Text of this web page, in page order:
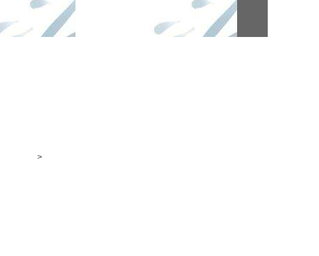
24小时咨询电话：
400-1515-211
一触即发 凯发vip-天生赢家 一触即发
>